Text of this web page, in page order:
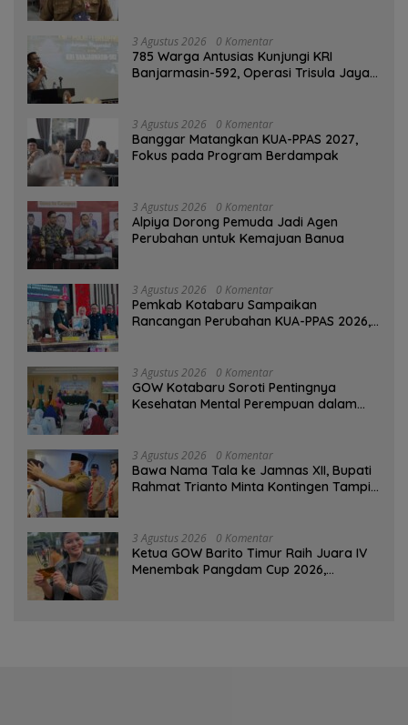
3 Agustus 2026 0 Komentar
785 Warga Antusias Kunjungi KRI
Banjarmasin-592, Operasi Trisula Jaya
3 Agustus 2026 0 Komentar
‎Banggar Matangkan KUA-PPAS 2027,
Fokus pada Program Berdampak
3 Agustus 2026 0 Komentar
‎Alpiya Dorong Pemuda Jadi Agen
Perubahan untuk Kemajuan Banua ‎
3 Agustus 2026 0 Komentar
Pemkab Kotabaru Sampaikan
Rancangan Perubahan KUA-PPAS 2026,
3 Agustus 2026 0 Komentar
GOW Kotabaru Soroti Pentingnya
Kesehatan Mental Perempuan dalam
3 Agustus 2026 0 Komentar
Bawa Nama Tala ke Jamnas XII, Bupati
Rahmat Trianto Minta Kontingen Tampil
3 Agustus 2026 0 Komentar
Ketua GOW Barito Timur Raih Juara IV
Menembak Pangdam Cup 2026,